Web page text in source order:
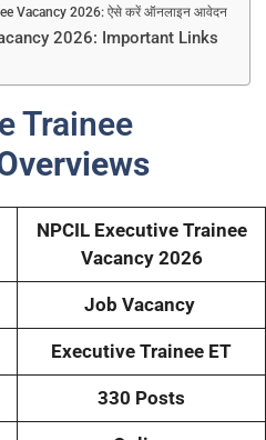
Vacancy 2026: ऐसे करें ऑनलाइन आवेदन
2026: Important Links
Trainee
NPCIL Executive Trainee
Vacancy 2026
Job Vacancy
Executive Trainee ET
330 Posts